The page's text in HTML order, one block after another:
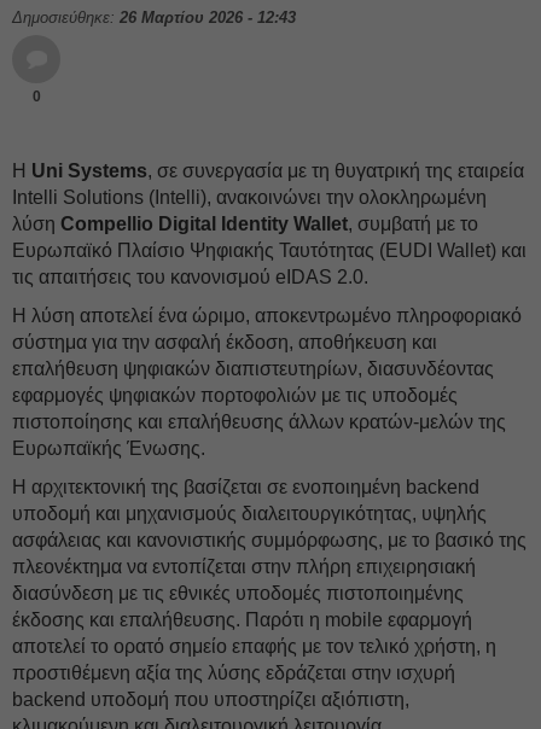
Δημοσιεύθηκε: 26 Μαρτίου 2026 - 12:43
0
Η Uni Systems, σε συνεργασία με τη θυγατρική της εταιρεία
Intelli Solutions (Intelli), ανακοινώνει την ολοκληρωμένη
λύση Compellio Digital Identity Wallet, συμβατή με το
Ευρωπαϊκό Πλαίσιο Ψηφιακής Ταυτότητας (EUDI Wallet) και
τις απαιτήσεις του κανονισμού eIDAS 2.0.
Η λύση αποτελεί ένα ώριμο, αποκεντρωμένο πληροφοριακό
σύστημα για την ασφαλή έκδοση, αποθήκευση και
επαλήθευση ψηφιακών διαπιστευτηρίων, διασυνδέοντας
εφαρμογές ψηφιακών πορτοφολιών με τις υποδομές
πιστοποίησης και επαλήθευσης άλλων κρατών-μελών της
Ευρωπαϊκής Ένωσης.
Η αρχιτεκτονική της βασίζεται σε ενοποιημένη backend
υποδομή και μηχανισμούς διαλειτουργικότητας, υψηλής
ασφάλειας και κανονιστικής συμμόρφωσης, με το βασικό της
πλεονέκτημα να εντοπίζεται στην πλήρη επιχειρησιακή
διασύνδεση με τις εθνικές υποδομές πιστοποιημένης
έκδοσης και επαλήθευσης. Παρότι η mobile εφαρμογή
αποτελεί το ορατό σημείο επαφής με τον τελικό χρήστη, η
προστιθέμενη αξία της λύσης εδράζεται στην ισχυρή
backend υποδομή που υποστηρίζει αξιόπιστη,